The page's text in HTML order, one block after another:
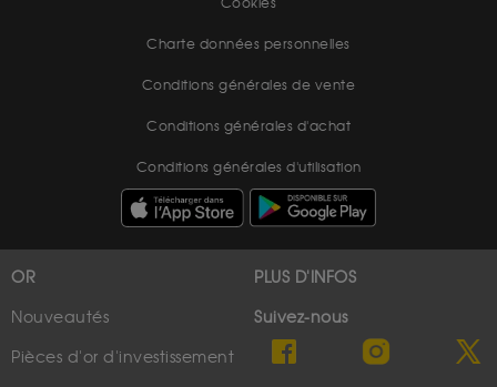
Cookies
Charte données personnelles
Conditions générales de vente
Conditions générales d'achat
Conditions générales d'utilisation
OR
Nouveautés
Pièces d'or d'investissement
PLUS D'INFOS
Suivez-nous